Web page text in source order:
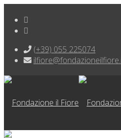
(+39) 055 225074